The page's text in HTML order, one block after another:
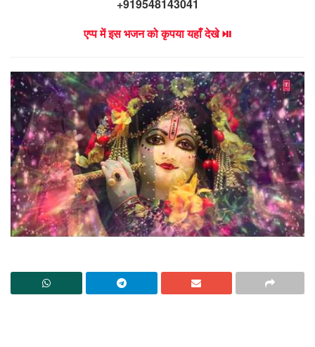
+919548143041
एप्प में इस भजन को कृपया यहाँ देखे ⏯